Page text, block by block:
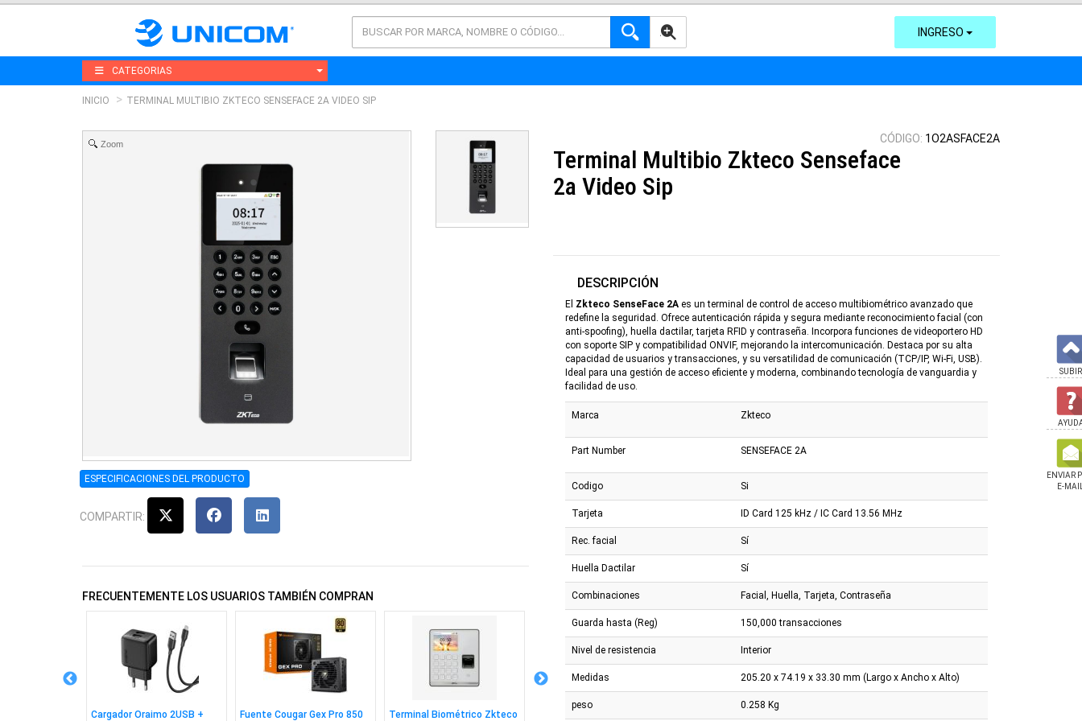
AVANZADA INGRESO
CATEGORIAS
INICIO TERMINAL MULTIBIO ZKTECO SENSEFACE 2A VIDEO SIP
Zoom
ESPECIFICACIONES DEL PRODUCTO
COMPARTIR:
FRECUENTEMENTE LOS USUARIOS TAMBIÉN COMPRAN
Cargador Oraimo 2USB + Fuente Cougar Gex Pro 850 Terminal Biométrico Zkteco Terminal Zkteco M2f Pro-lr Terminal Biométrico Zkteco
CÓDIGO: 1O2ASFACE2A
Terminal Multibio Zkteco Senseface
2a Video Sip
DESCRIPCIÓN
El Zkteco SenseFace 2A es un terminal de control de acceso multibiométrico avanzado que
redefine la seguridad. Ofrece autenticación rápida y segura mediante reconocimiento facial (con
anti-spoofing), huella dactilar, tarjeta RFID y contraseña. Incorpora funciones de videoportero HD
con soporte SIP y compatibilidad ONVIF, mejorando la intercomunicación. Destaca por su alta
capacidad de usuarios y transacciones, y su versatilidad de comunicación (TCP/IP, Wi-Fi, USB).
Ideal para una gestión de acceso eficiente y moderna, combinando tecnología de vanguardia y
facilidad de uso.
Marca Zkteco
Part Number SENSEFACE 2A
Codigo Si
Tarjeta ID Card 125 kHz / IC Card 13.56 MHz
Rec. facial Sí
Huella Dactilar Sí
Combinaciones Facial, Huella, Tarjeta, Contraseña
Guarda hasta (Reg) 150,000 transacciones
Nivel de resistencia Interior
Medidas 205.20 x 74.19 x 33.30 mm (Largo x Ancho x Alto)
peso 0.258 Kg
SUBIR
ENVIAR
E-